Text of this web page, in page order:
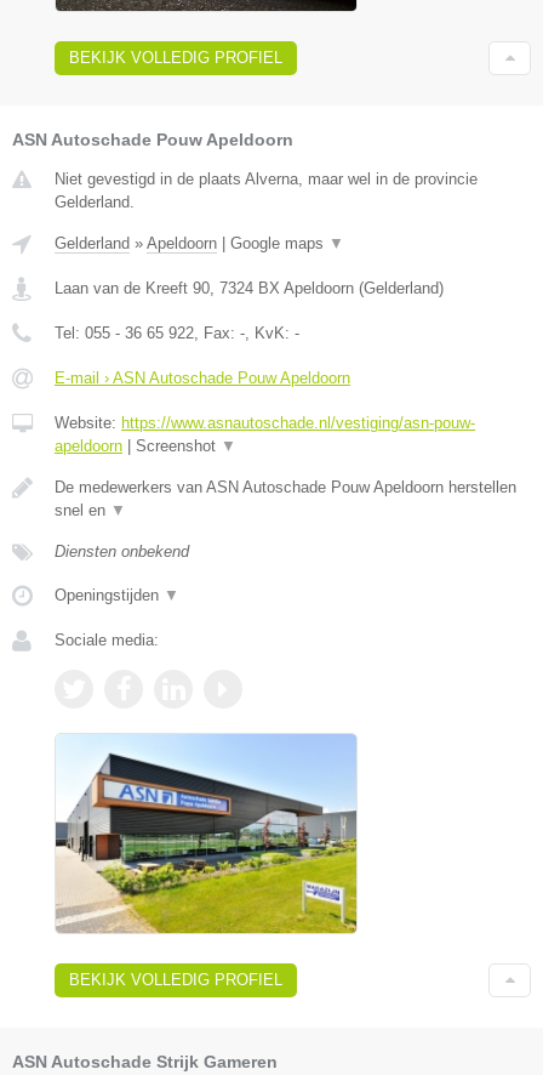
BEKIJK VOLLEDIG PROFIEL
ASN Autoschade Pouw Apeldoorn
Niet gevestigd in de plaats Alverna, maar wel in de provincie
Gelderland.
Gelderland » Apeldoorn | Google maps ▼
Laan van de Kreeft 90 7324 BX Apeldoorn (Gelderland)
Tel: 055 - 36 65 922 , Fax: - , KvK: -
E-mail › ASN Autoschade Pouw Apeldoorn
Website: https://www.asnautoschade.nl/vestiging/asn-pouw-
apeldoorn | Screenshot ▼
De medewerkers van ASN Autoschade Pouw Apeldoorn herstellen
snel en ▼
Diensten onbekend
Openingstijden ▼
Sociale media:
BEKIJK VOLLEDIG PROFIEL
ASN Autoschade Strijk Gameren